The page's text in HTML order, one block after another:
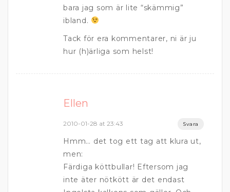
bara jag som är lite “skämmig”
ibland.
Tack för era kommentarer, ni är ju
hur (h)ärliga som helst!
Ellen
2010-01-28 at 23:43 Svara
Hmm… det tog ett tag att klura ut,
men:
Färdiga köttbullar! Eftersom jag
inte äter nötkött är det endast